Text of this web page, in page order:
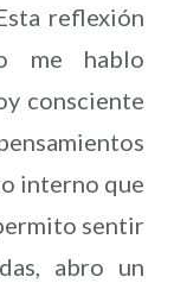
reflexión
me hablo
consciente
interno que
sentir
abro un